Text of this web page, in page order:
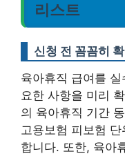
리스트
신청 전 꼼꼼히
육아휴직 급여를
요한 사항을 미리
의 육아휴직 기간
고용보험 피보험
합니다. 또한, 육아